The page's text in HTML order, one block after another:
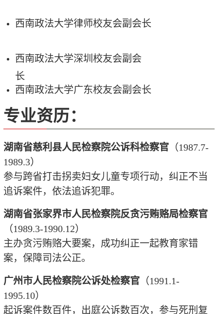
西南政法大学律师校友会副会长
西南政法大学深圳校友会副会
长
西南政法大学广东校友会副会长
专业资历：
湖南省慈利县人民检察院公诉科检察官 （1987.7-
1989.3）
参与跨省打击拐卖妇女儿童专项行动，纠正不当
追诉案件，依法追诉犯罪。
湖南省张家界市人民检察院反贪污贿赂局检察官
（1989.3-1990.12）
主办贪污贿赂大要案，成功纠正一起教育家错
案，保障司法公正。
广州市人民检察院公诉处检察官 （1991.1-
1995.10）
起诉案件数百件，出庭公诉数百次，参与死刑复